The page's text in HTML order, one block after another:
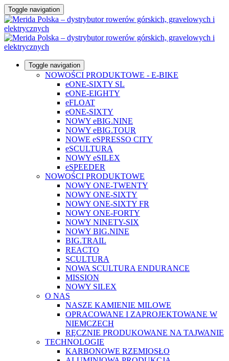
Toggle navigation
Toggle navigation
NOWOŚCI PRODUKTOWE - E-BIKE
eONE-SIXTY SL
eONE-EIGHTY
eFLOAT
eONE-SIXTY
NOWY eBIG.NINE
NOWY eBIG.TOUR
NOWE eSPRESSO CITY
eSCULTURA
NOWY eSILEX
eSPEEDER
NOWOŚCI PRODUKTOWE
NOWY ONE-TWENTY
NOWY ONE-SIXTY
NOWY ONE-SIXTY FR
NOWY ONE-FORTY
NOWY NINETY-SIX
NOWY BIG.NINE
BIG.TRAIL
REACTO
SCULTURA
NOWA SCULTURA ENDURANCE
MISSION
NOWY SILEX
O NAS
NASZE KAMIENIE MILOWE
OPRACOWANE I ZAPROJEKTOWANE W
NIEMCZECH
RĘCZNIE PRODUKOWANE NA TAJWANIE
TECHNOLOGIE
KARBONOWE RZEMIOSŁO